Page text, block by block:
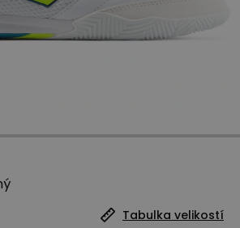
Tabulka velikostí